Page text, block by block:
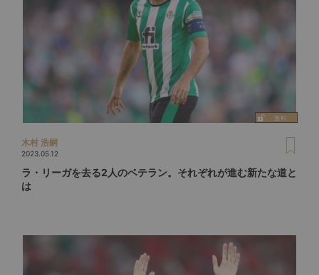
木村 浩嗣
2023.05.12
ラ・リーガを去る2人のベテラン。それぞれが進む新たな道と
は